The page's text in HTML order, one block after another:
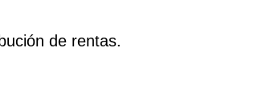
de rentas.